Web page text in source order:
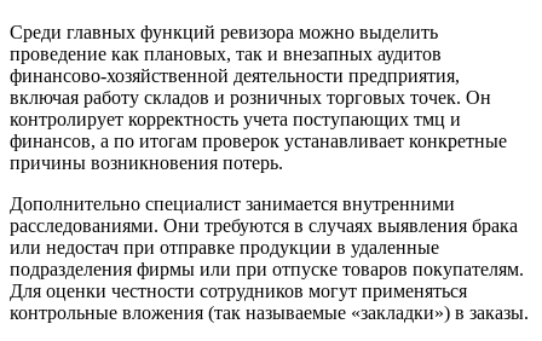
Среди главных функций ревизора можно выделить
проведение как плановых, так и внезапных аудитов
финансово-хозяйственной деятельности предприятия,
включая работу складов и розничных торговых точек. Он
контролирует корректность учета поступающих тмц и
финансов, а по итогам проверок устанавливает конкретные
причины возникновения потерь.
Дополнительно специалист занимается внутренними
расследованиями. Они требуются в случаях выявления брака
или недостач при отправке продукции в удаленные
подразделения фирмы или при отпуске товаров покупателям.
Для оценки честности сотрудников могут применяться
контрольные вложения (так называемые «закладки») в заказы.